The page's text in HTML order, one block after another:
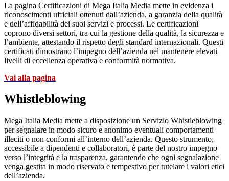
La pagina Certificazioni di Mega Italia Media mette in evidenza i
riconoscimenti ufficiali ottenuti dall’azienda, a garanzia della qualità
e dell’affidabilità dei suoi servizi e processi. Le certificazioni
coprono diversi settori, tra cui la gestione della qualità, la sicurezza e
l’ambiente, attestando il rispetto degli standard internazionali. Questi
certificati dimostrano l’impegno dell’azienda nel mantenere elevati
livelli di eccellenza operativa e conformità normativa.
Vai alla pagina
Whistleblowing
Mega Italia Media mette a disposizione un Servizio Whistleblowing
per segnalare in modo sicuro e anonimo eventuali comportamenti
illeciti o non conformi all’interno dell’azienda. Questo strumento,
accessibile a dipendenti e collaboratori, è parte del nostro impegno
verso l’integrità e la trasparenza, garantendo che ogni segnalazione
venga gestita in modo riservato e tempestivo per tutelare i valori etici
dell’azienda.